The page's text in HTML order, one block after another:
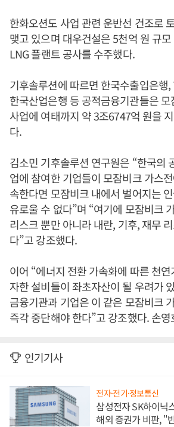
한화오션도 사업 관련 운반선 건조로
맺고 있으며 대우건설은 5천억 원 규
LNG 플랜트 공사를 수주했다.
기후솔루션에 따르면 한국수출입은행
한국산업은행 등 공적금융기관들은
사업에 여태까지 약 3조6747억 원을
다.
김소민 기후솔루션 연구원은 “한국의
업에 참여한 기업들이 모잠비크 가스
속한다면 모잠비크 내에서 벌어지는
유로울 수 없다”며 “여기에 모잠비크
리스크 뿐만 아니라 내란, 기후, 재무
다”고 강조했다.
이어 “에너지 전환 가속화에 따른 천
자한 설비들이 좌초자산이 될 우려가
금융기관과 기업은 이 같은 모잠비크
즉각 중단해야 한다”고 강조했다. 손영
인기기사
전자·전기·정보통신
삼성전자 SK하이닉
해외 증권가 비판, "